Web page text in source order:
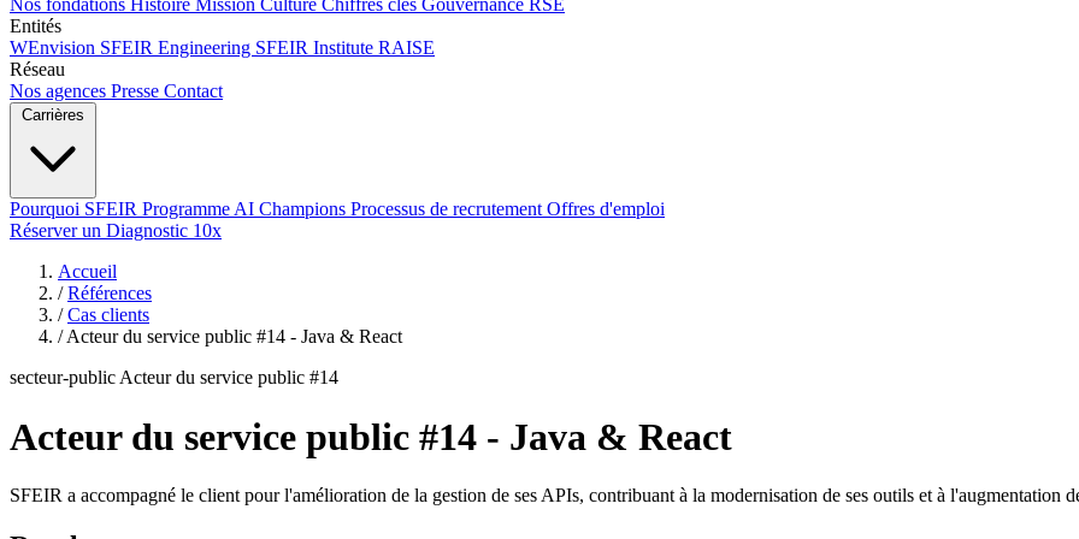
Nos fondations Histoire Mission Culture Chiffres clés Gouvernance RSE
Entités
WEnvision SFEIR Engineering SFEIR Institute RAISE
Réseau
Nos agences Presse Contact
Carrières
Pourquoi SFEIR Programme AI Champions Processus de recrutement Offres d'emploi
Réserver un Diagnostic 10x
Accueil
/ Références
/ Cas clients
/ Acteur du service public #14 - Java & React
secteur-public Acteur du service public #14
Acteur du service public #14 - Java & React
SFEIR a accompagné le client pour l'amélioration de la gestion de ses APIs, contribuant à la modernisation de ses outils et à l'augmentation